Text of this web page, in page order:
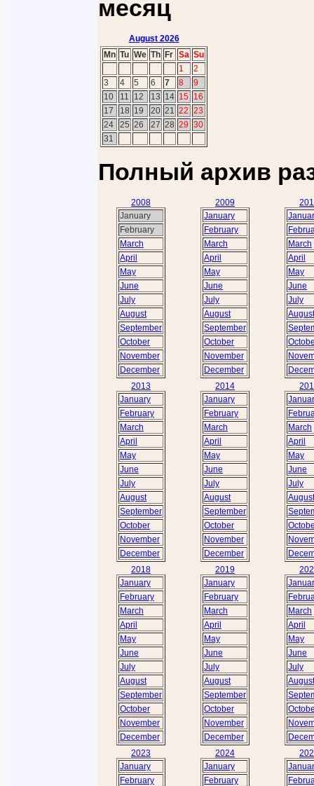
месяц
August 2026
Mn Tu We Th Fr Sa Su
1
2
3
4 5 6 7 8
9
10
11 12 13 14 15
16
17
18 19 20 21 22 23
24
25 26 27 28 29 30
31
Полный архив
2008
January
February
March
April
May
June
July
August
September
October
November
December
2009
January
February
March
April
May
June
July
August
September
October
November
December
March
April
May
June
July
August
2013
January
February
March
April
May
June
July
August
September
October
November
December
2014
January
February
March
April
May
June
July
August
September
October
November
December
March
April
May
June
July
August
2018
January
February
March
April
May
June
July
August
September
October
November
December
2019
January
February
March
April
May
June
July
August
September
October
November
December
March
April
May
June
July
August
2023
January
February
2024
January
February